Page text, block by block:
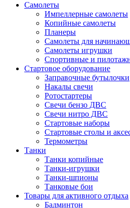
Самолеты
Импеллерные самолеты
Копийные самолеты
Планеры
Самолеты для
Самолеты игрушки
Спортивные и
Стартовое оборудование
Заправочные бутылочки
Накалы свечи
Ротостартеры
Свечи бензо ДВС
Свечи нитро ДВС
Стартовые наборы
Стартовые столы и
Термометры
Танки
Танки копийные
Танки-игрушки
Танки-шпионы
Танковые бои
Товары для активного отдыха
Бадминтон